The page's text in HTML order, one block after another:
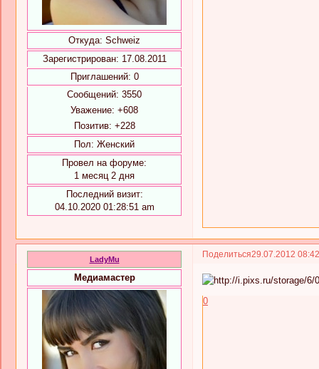
Откуда: Schweiz
Зарегистрирован: 17.08.2011
Приглашений: 0
Сообщений: 3550
Уважение: +608
Позитив: +228
Пол: Женский
Провел на форуме:
1 месяц 2 дня
Последний визит:
04.10.2020 01:28:51 am
Поделиться29.07.2012
LadyMu
Медиамастер
0